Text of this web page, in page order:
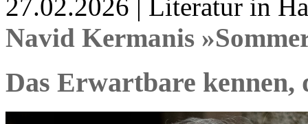
27.02.2026 | Literatur in
Navid Kermanis
Das Erwartbare kennen,